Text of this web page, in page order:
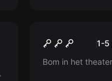
Théâtre1-5
Bom in het